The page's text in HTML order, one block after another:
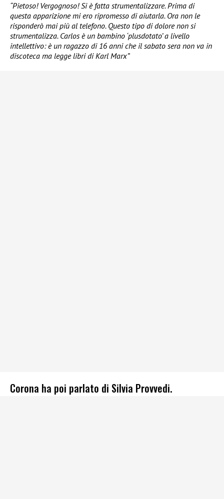
“Pietoso! Vergognoso! Si è fatta strumentalizzare. Prima di
questa apparizione mi ero ripromesso di aiutarla. Ora non le
risponderò mai più al telefono. Questo tipo di dolore non si
strumentalizza. Carlos è un bambino ‘plusdotato’ a livello
intellettivo: è un ragazzo di 16 anni che il sabato sera non va in
discoteca ma legge libri di Karl Marx”
Corona ha poi parlato di Silvia Provvedi.